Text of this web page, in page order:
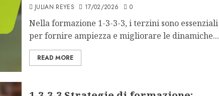
JULIAN REYES 17/02/2026 0
Nella formazione 1-3-3-3, i terzini sono essenziali
per fornire ampiezza e migliorare le dinamiche...
READ MORE